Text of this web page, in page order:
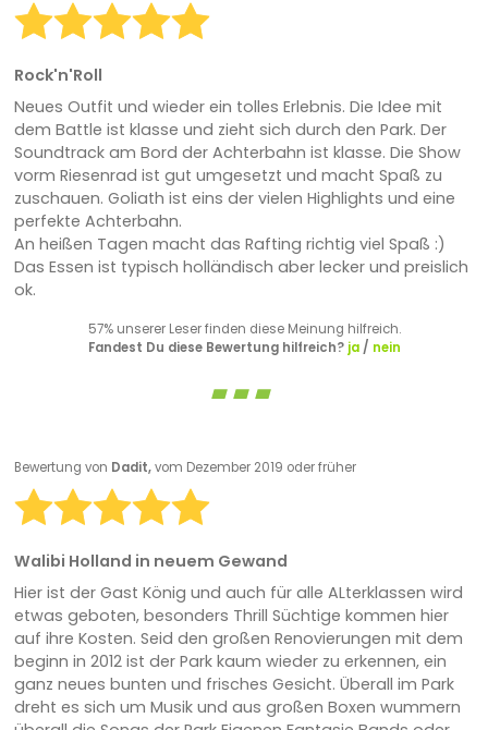
Rock'n'Roll
Neues Outfit und wieder ein tolles Erlebnis. Die Idee mit
dem Battle ist klasse und zieht sich durch den Park. Der
Soundtrack am Bord der Achterbahn ist klasse. Die Show
vorm Riesenrad ist gut umgesetzt und macht Spaß zu
zuschauen. Goliath ist eins der vielen Highlights und eine
perfekte Achterbahn.
An heißen Tagen macht das Rafting richtig viel Spaß :)
Das Essen ist typisch holländisch aber lecker und preislich
ok.
57% unserer Leser finden diese Meinung hilfreich.
Fandest Du diese Bewertung hilfreich? ja/ nein
Bewertung von Dadit,vom Dezember 2019 oder früher
Walibi Holland in neuem Gewand
Hier ist der Gast König und auch für alle ALterklassen wird
etwas geboten, besonders Thrill Süchtige kommen hier
auf ihre Kosten. Seid den großen Renovierungen mit dem
beginn in 2012 ist der Park kaum wieder zu erkennen, ein
ganz neues bunten und frisches Gesicht. Überall im Park
dreht es sich um Musik und aus großen Boxen wummern